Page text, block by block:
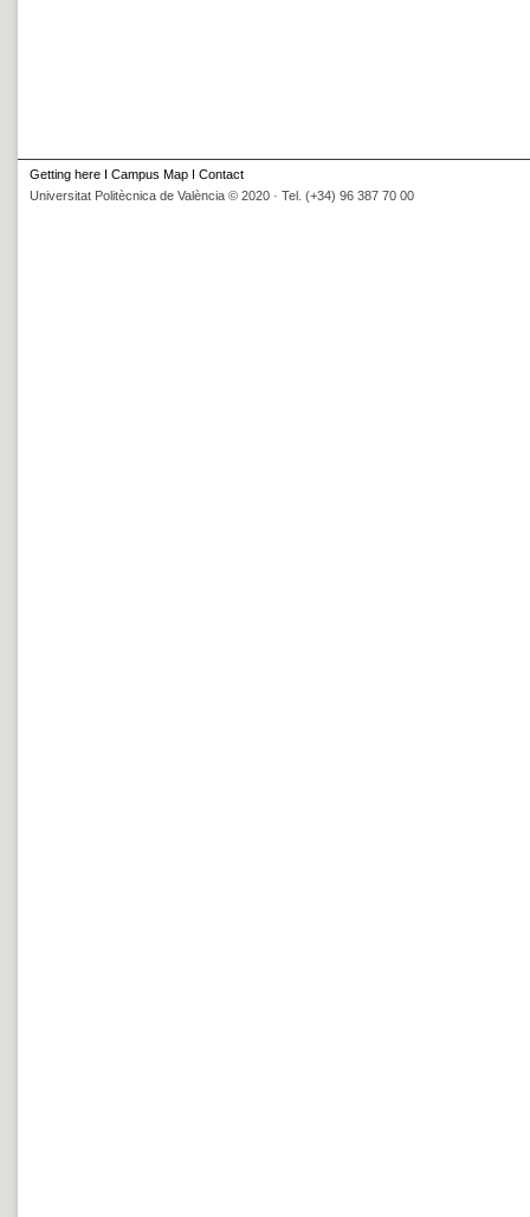
Getting here I Campus Map I Contact
Universitat Politècnica de València © 2020 · Tel. (+34) 96 387 70 00